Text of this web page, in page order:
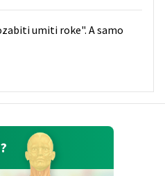
umiti roke". A samo